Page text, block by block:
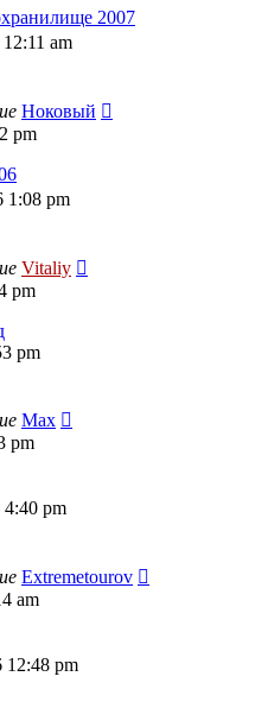
2007
am
Ноковый
pm
1:08 pm
Vitaliy
pm
pm
Max
pm
4:40 pm
Extremetourov
am
12:48 pm